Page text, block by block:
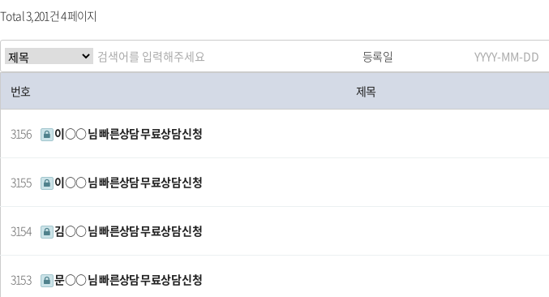
Total 3,201건4 페이지
등록일
번호 제목
3156 이○○ 님 빠른상담 무료상담 신청
3155 이○○ 님 빠른상담 무료상담 신청
3154 김○○ 님 빠른상담 무료상담 신청
3153 문○○ 님 빠른상담 무료상담 신청